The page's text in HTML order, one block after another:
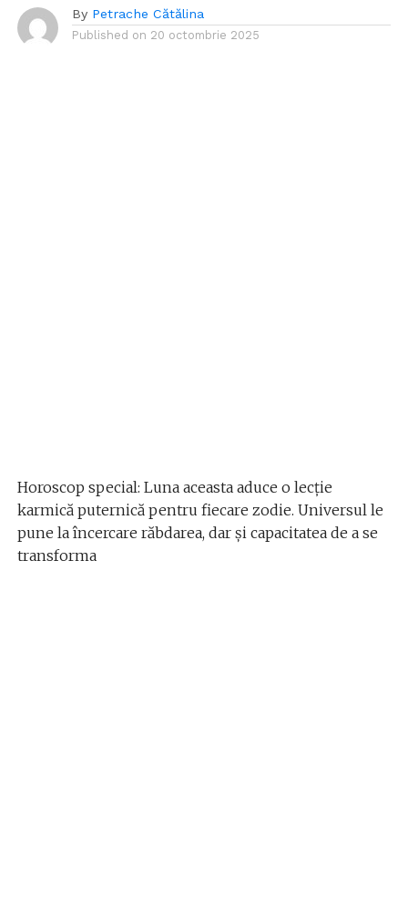
By Petrache Cătălina
Published on 20 octombrie 2025
Horoscop special: Luna aceasta aduce o lecție
karmică puternică pentru fiecare zodie. Universul le
pune la încercare răbdarea, dar și capacitatea de a se
transforma